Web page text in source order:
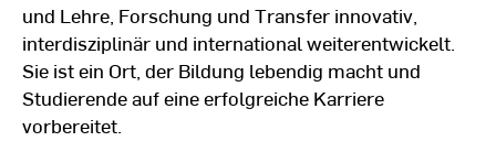
und Lehre, Forschung und Transfer innovativ,
interdisziplinär und international weiterentwickelt.
Sie ist ein Ort, der Bildung lebendig macht und
Studierende auf eine erfolgreiche Karriere
vorbereitet.